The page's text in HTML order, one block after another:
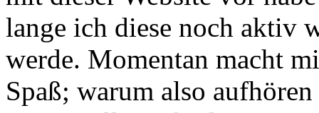
lange ich diese noch aktiv
werde. Momentan macht
Spaß; warum also